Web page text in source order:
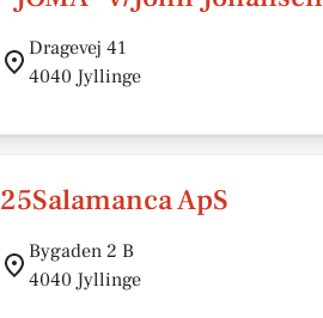
Dragevej 41
4040 Jyllinge
25Salamanca ApS
Bygaden 2 B
4040 Jyllinge